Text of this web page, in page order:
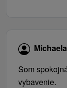
Michaela
Som
vybavenie.